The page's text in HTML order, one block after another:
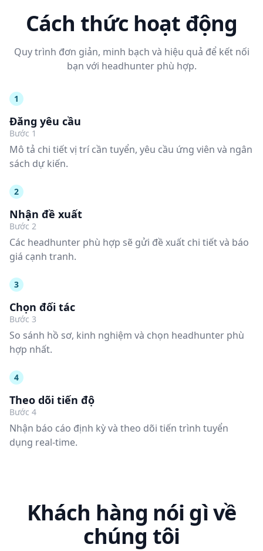
Cách thức hoạt động
Quy trình đơn giản, minh bạch và hiệu quả để kết nối
bạn với headhunter phù hợp.
1
Đăng yêu cầu
Bước 1
Mô tả chi tiết vị trí cần tuyển, yêu cầu ứng viên và ngân
sách dự kiến.
2
Nhận đề xuất
Bước 2
Các headhunter phù hợp sẽ gửi đề xuất chi tiết và báo
giá cạnh tranh.
3
Chọn đối tác
Bước 3
So sánh hồ sơ, kinh nghiệm và chọn headhunter phù
hợp nhất.
4
Theo dõi tiến độ
Bước 4
Nhận báo cáo định kỳ và theo dõi tiến trình tuyển
dụng real-time.
Khách hàng nói gì về
chúng tôi